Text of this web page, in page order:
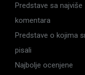
Predstave sa najviše
komentara
Predstave o kojima
pisali
Najbolje ocenjene